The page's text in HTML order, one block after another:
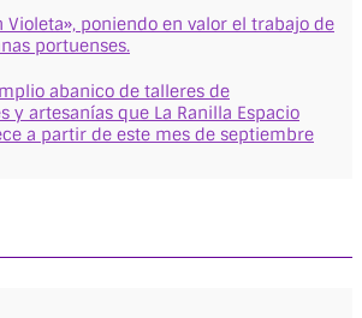
Violeta», poniendo en valor el trabajo de
portuenses.
abanico de talleres de
y artesanías que La Ranilla Espacio
a partir de este mes de septiembre